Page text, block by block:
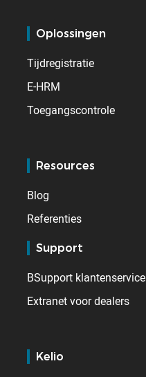
Oplossingen
Tijdregistratie
E-HRM
Toegangscontrole
Resources
Blog
Referenties
Support
BSupport klantenservice
Extranet voor dealers
Kelio